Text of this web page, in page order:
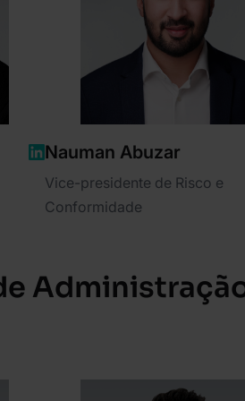
Nauman Abuzar
Vice-presidente de Risco e
Conformidade